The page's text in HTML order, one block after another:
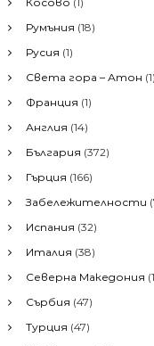
а
ц
и
я
з
а
Румъния (18)
Русия (1)
Света гора – Атон (1)
Франция (1)
Англия (14)
България (372)
Гърция (166)
Забележителности
Испания (32)
Италия (38)
Северна Македония
Сърбия (47)
Турция (47)